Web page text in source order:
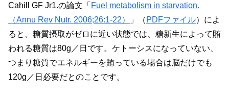
Cahill GF Jr1.の論文「 Fuel metabolism in starvation.
（Annu Rev Nutr. 2006;26:1-22）
」（ PDFファイル）によ
ると、糖質摂取がゼロに近い状態では、糖新生によって賄
われる糖質は80g／日です。ケトーシスになっていない、
つまり糖質でエネルギーを賄っている場合は脳だけでも
120g／日必要だとのことです。